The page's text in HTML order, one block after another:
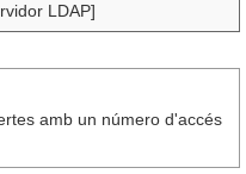
LDAP]
amb un número d'accés